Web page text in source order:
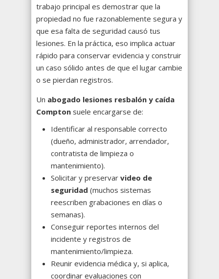
trabajo principal es demostrar que la
propiedad no fue razonablemente segura y
que esa falta de seguridad causó tus
lesiones. En la práctica, eso implica actuar
rápido para conservar evidencia y construir
un caso sólido antes de que el lugar cambie
o se pierdan registros.
Un abogado lesiones resbalón y caída
Compton suele encargarse de:
Identificar al responsable correcto
(dueño, administrador, arrendador,
contratista de limpieza o
mantenimiento).
Solicitar y preservar video de
seguridad (muchos sistemas
reescriben grabaciones en días o
semanas).
Conseguir reportes internos del
incidente y registros de
mantenimiento/limpieza.
Reunir evidencia médica y, si aplica,
coordinar evaluaciones con